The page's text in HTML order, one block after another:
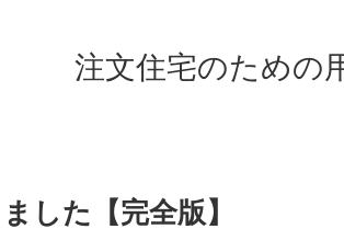
注文住宅のための
した【完全版】